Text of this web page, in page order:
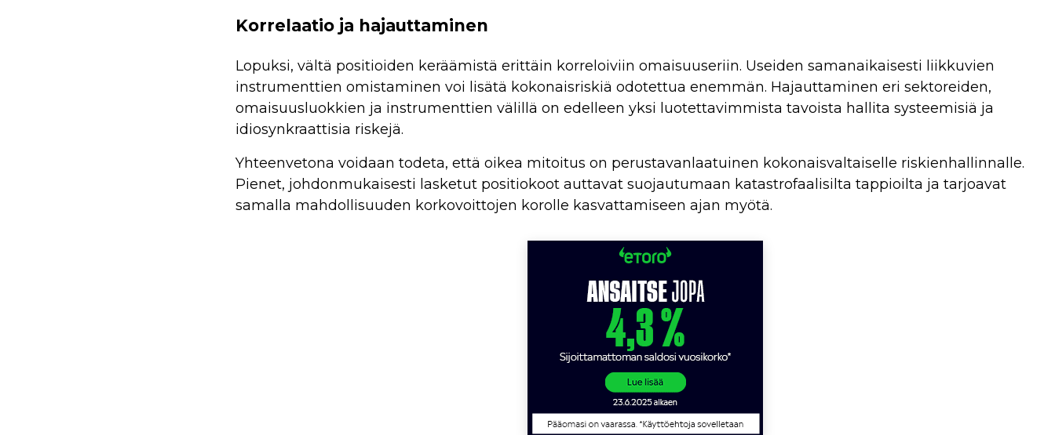
Korrelaatio ja hajauttaminen
Lopuksi, vältä positioiden keräämistä erittäin korreloiviin omaisuuseriin. Useiden samanaikaisesti liikkuvien
instrumenttien omistaminen voi lisätä kokonaisriskiä odotettua enemmän. Hajauttaminen eri sektoreiden,
omaisuusluokkien ja instrumenttien välillä on edelleen yksi luotettavimmista tavoista hallita systeemisiä ja
idiosynkraattisia riskejä.
Yhteenvetona voidaan todeta, että oikea mitoitus on perustavanlaatuinen kokonaisvaltaiselle riskienhallinnalle.
Pienet, johdonmukaisesti lasketut positiokoot auttavat suojautumaan katastrofaalisilta tappioilta ja tarjoavat
samalla mahdollisuuden korkovoittojen korolle kasvattamiseen ajan myötä.